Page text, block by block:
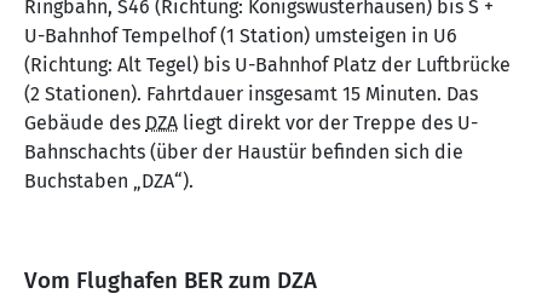
Ringbahn, S46 (Richtung: Königswusterhausen) bis S +
U-Bahnhof Tempelhof (1 Station) umsteigen in U6
(Richtung: Alt Tegel) bis U-Bahnhof Platz der Luftbrücke
(2 Stationen). Fahrtdauer insgesamt 15 Minuten. Das
Gebäude des DZA liegt direkt vor der Treppe des U-
Bahnschachts (über der Haustür befinden sich die
Buchstaben „DZA“).
Vom Flughafen BER zum DZA